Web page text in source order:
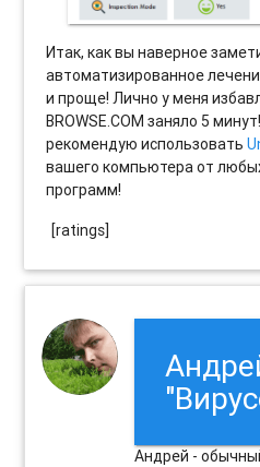
Итак, как вы наверное
автоматизированное
и проще! Лично у меня
BROWSE.COM заняло 5
рекомендую использовать
вашего компьютера от
программ!
[ratings]
Андрей -